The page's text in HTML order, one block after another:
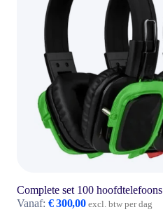
Complete set 100 hoofdtelefoons
Vanaf: €300,00 excl. btw per dag